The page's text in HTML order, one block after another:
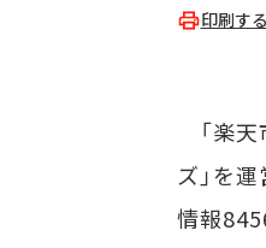
印刷する
「楽天
ズ」を
情報